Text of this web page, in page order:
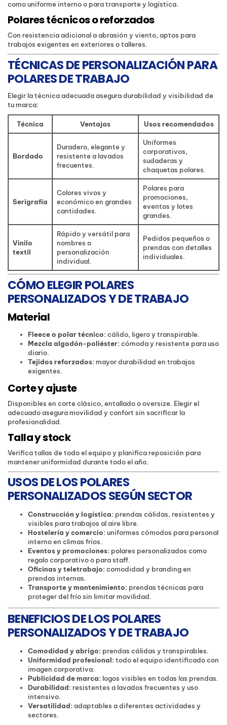
como uniforme interno o para transporte y logística.
Polares técnicos o reforzados
Con resistencia adicional a abrasión y viento, aptos para
trabajos exigentes en exteriores o talleres.
TÉCNICAS DE PERSONALIZACIÓN PARA
POLARES DE TRABAJO
Elegir la técnica adecuada asegura durabilidad y visibilidad de
tu marca:
Técnica Ventajas Usos recomendados
Bordado
Duradero, elegante y
resistente a lavados
frecuentes.
Uniformes
corporativos,
sudaderas y
chaquetas polares.
Serigrafía
Colores vivos y
económico en grandes
cantidades.
Polares para
promociones,
eventos y lotes
grandes.
Vinilo
textil
Rápido y versátil para
nombres o
personalización
individual.
Pedidos pequeños o
prendas con detalles
individuales.
CÓMO ELEGIR POLARES
PERSONALIZADOS Y DE TRABAJO
Material
Fleece o polar técnico:cálido, ligero y transpirable.
Mezcla algodón-poliéster:cómoda y resistente para uso
diario.
Tejidos reforzados:mayor durabilidad en trabajos
exigentes.
Corte y ajuste
Disponibles en corte clásico, entallado o oversize. Elegir el
adecuado asegura movilidad y confort sin sacrificar la
profesionalidad.
Talla y stock
Verifica tallas de todo el equipo y planifica reposición para
mantener uniformidad durante todo el año.
USOS DE LOS POLARES
PERSONALIZADOS SEGÚN SECTOR
Construcción y logística: prendas cálidas, resistentes y
visibles para trabajos al aire libre.
Hostelería y comercio:uniformes cómodos para personal
interno en climas fríos.
Eventos y promociones: polares personalizados como
regalo corporativo o para staff.
Oficinas y teletrabajo:comodidad y branding en
prendas internas.
Transporte y mantenimiento: prendas técnicas para
proteger del frío sin limitar movilidad.
BENEFICIOS DE LOS POLARES
PERSONALIZADOS Y DE TRABAJO
Comodidad y abrigo: prendas cálidas y transpirables.
Uniformidad profesional:todo el equipo identificado con
imagen corporativa.
Publicidad de marca: logos visibles en todas las prendas.
Durabilidad:resistentes a lavados frecuentes y uso
intensivo.
Versatilidad:adaptables a diferentes actividades y
sectores.